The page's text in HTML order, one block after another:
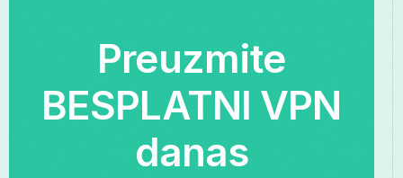
Preuzmite
BESPLATNI VPN
danas